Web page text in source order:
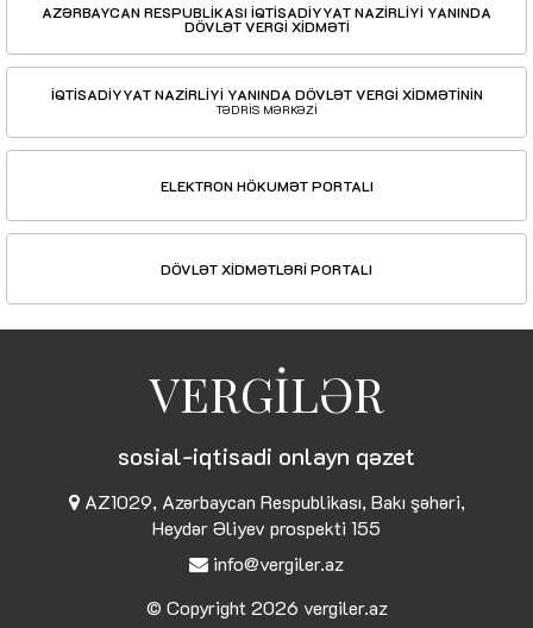
AZƏRBAYCAN RESPUBLİKASI İQTİSADİYYAT NAZİRLİYİ YANINDA
DÖVLƏT VERGİ XİDMƏTİ
İQTİSADİYYAT NAZİRLİYİ YANINDA DÖVLƏT VERGİ XİDMƏTİNİN
TƏDRİS MƏRKƏZİ
ELEKTRON HÖKUMƏT PORTALI
DÖVLƏT XİDMƏTLƏRİ PORTALI
VERGİLƏR
sosial-iqtisadi onlayn qəzet
AZ1029, Azərbaycan Respublikası, Bakı şəhəri,
Heydər Əliyev prospekti 155
info@vergiler.az
© Copyright 2026 vergiler.az